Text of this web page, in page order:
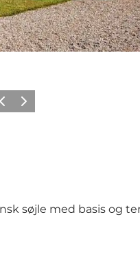
Næste
søjle med basis og